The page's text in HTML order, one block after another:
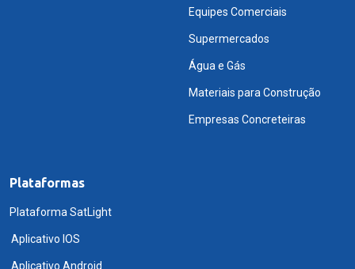
Equipes Comerciais
Supermercados
Água e Gás
Materiais para Construção
Empresas Concreteiras
Plataformas
Plataforma SatLight
Aplicativo IOS
Aplicativo Android